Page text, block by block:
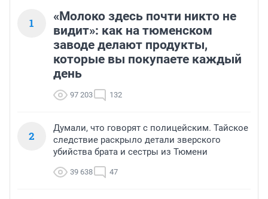
1
«Молоко здесь почти никто не
видит»: как на тюменском
заводе делают продукты,
которые вы покупаете каждый
день
97 203 132
2
Думали, что говорят с полицейским. Тайское
следствие раскрыло детали зверского
убийства брата и сестры из Тюмени
39 638 47